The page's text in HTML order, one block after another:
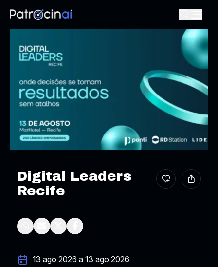
Digital Leaders
Recife
13 ago 2026 a 13 ago 2026